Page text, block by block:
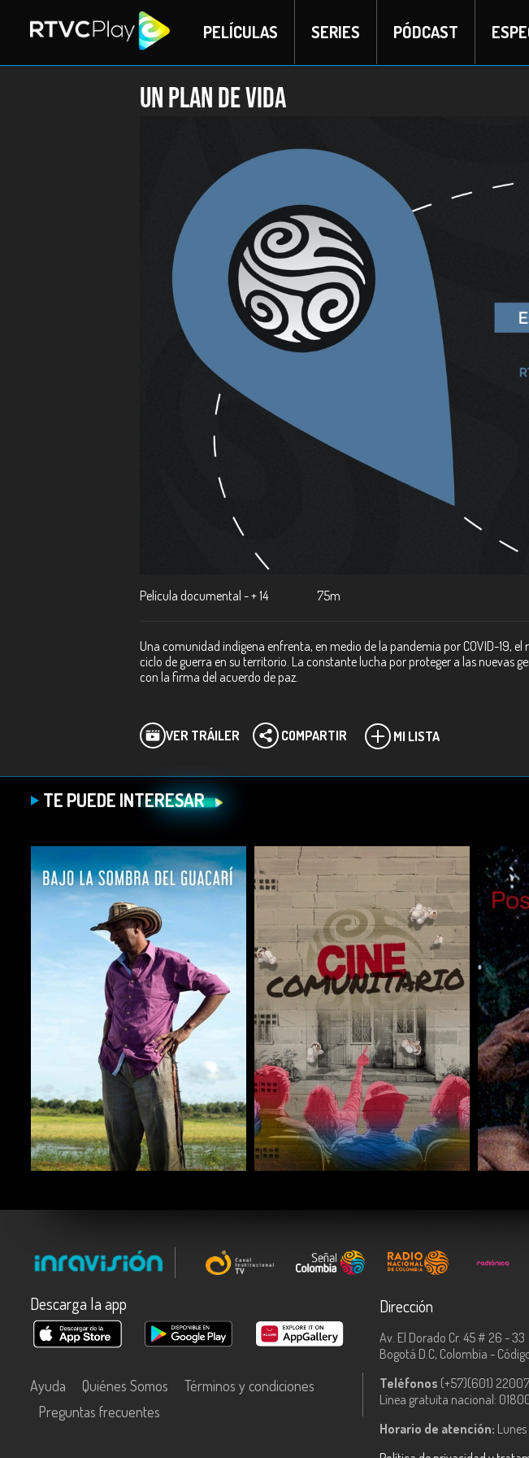
PELÍCULAS SERIES PÓDCAST
Un plan de vida
Película documental - + 14 75m
Una comunidad indígena enfrenta, en medio de la pandemia por COVID-19,
ciclo de guerra en su territorio. La constante lucha por proteger a las nuevas
con la firma del acuerdo de paz.
VER TRÁILER COMPARTIR MI LISTA
TE PUEDE INTERESAR
COMPARTIR COMPARTIR
Descarga la app
Ayuda Quiénes Somos
Términos y condiciones
Preguntas frecuentes
Dirección
Av. El Dorado Cr. 45 # 26 - 33
Bogotá D.C, Colombia - Código
Teléfonos (+57)(601)
Línea gratuita nacional:
Horario de atención: